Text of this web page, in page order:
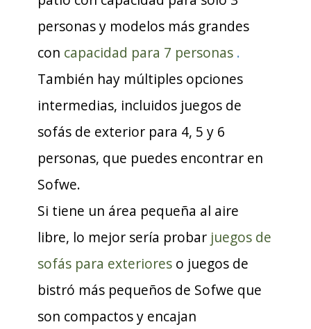
personas y modelos más grandes
con capacidad para 7 personas .
También hay múltiples opciones
intermedias, incluidos juegos de
sofás de exterior para 4, 5 y 6
personas, que puedes encontrar en
Sofwe.
Si tiene un área pequeña al aire
libre, lo mejor sería probar juegos de
sofás para exteriores o juegos de
bistró más pequeños de Sofwe que
son compactos y encajan